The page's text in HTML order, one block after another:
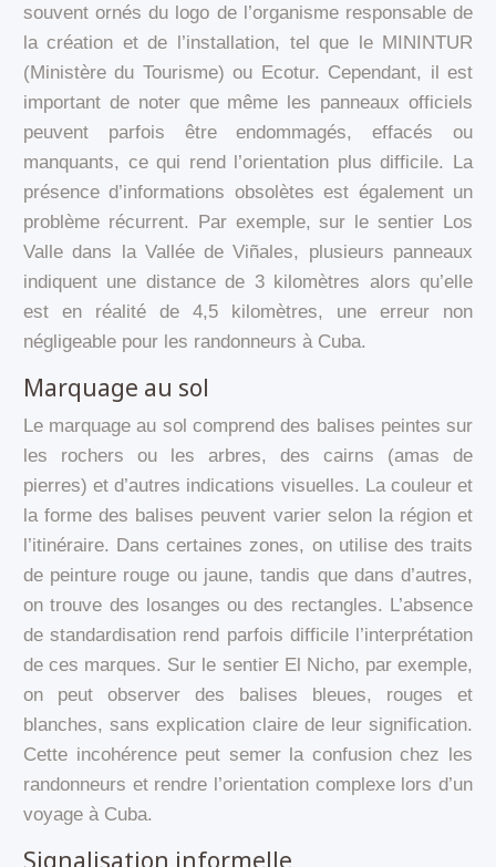
souvent ornés du logo de l’organisme responsable de
la création et de l’installation, tel que le MININTUR
(Ministère du Tourisme) ou Ecotur. Cependant, il est
important de noter que même les panneaux officiels
peuvent parfois être endommagés, effacés ou
manquants, ce qui rend l’orientation plus difficile. La
présence d’informations obsolètes est également un
problème récurrent. Par exemple, sur le sentier Los
Valle dans la Vallée de Viñales, plusieurs panneaux
indiquent une distance de 3 kilomètres alors qu’elle
est en réalité de 4,5 kilomètres, une erreur non
négligeable pour les randonneurs à Cuba.
Marquage au sol
Le marquage au sol comprend des balises peintes sur
les rochers ou les arbres, des cairns (amas de
pierres) et d’autres indications visuelles. La couleur et
la forme des balises peuvent varier selon la région et
l’itinéraire. Dans certaines zones, on utilise des traits
de peinture rouge ou jaune, tandis que dans d’autres,
on trouve des losanges ou des rectangles. L’absence
de standardisation rend parfois difficile l’interprétation
de ces marques. Sur le sentier El Nicho, par exemple,
on peut observer des balises bleues, rouges et
blanches, sans explication claire de leur signification.
Cette incohérence peut semer la confusion chez les
randonneurs et rendre l’orientation complexe lors d’un
voyage à Cuba.
Signalisation informelle